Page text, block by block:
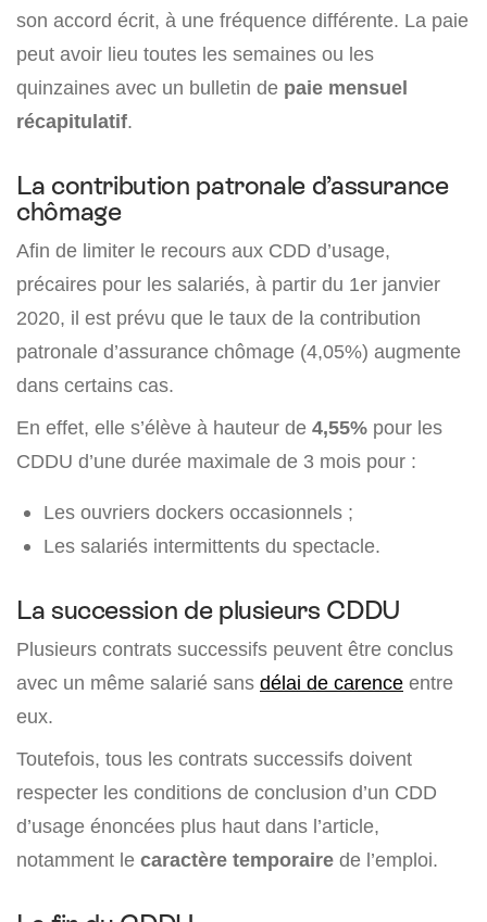
son accord écrit, à une fréquence différente. La paie
peut avoir lieu toutes les semaines ou les
quinzaines avec un bulletin de paie mensuel
récapitulatif.
La contribution patronale d’assurance
chômage
Afin de limiter le recours aux CDD d’usage,
précaires pour les salariés, à partir du 1er janvier
2020, il est prévu que le taux de la contribution
patronale d’assurance chômage (4,05%) augmente
dans certains cas.
En effet, elle s’élève à hauteur de 4,55% pour les
CDDU d’une durée maximale de 3 mois pour :
Les ouvriers dockers occasionnels ;
Les salariés intermittents du spectacle.
La succession de plusieurs CDDU
Plusieurs contrats successifs peuvent être conclus
avec un même salarié sans délai de carence entre
eux.
Toutefois, tous les contrats successifs doivent
respecter les conditions de conclusion d’un CDD
d’usage énoncées plus haut dans l’article,
notamment le caractère temporaire de l’emploi.